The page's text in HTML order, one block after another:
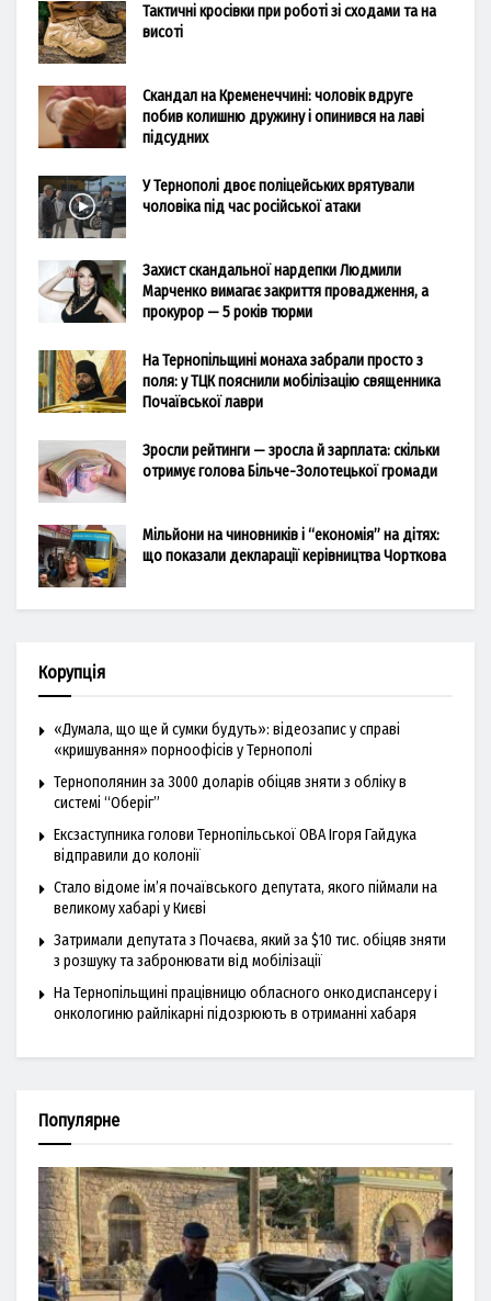
Тактичні кросівки при роботі зі сходами та на
висоті
Скандал на Кременеччині: чоловік вдруге
побив колишню дружину і опинився на лаві
підсудних
У Тернополі двоє поліцейських врятували
чоловіка під час російської атаки
Захист скандальної нардепки Людмили
Марченко вимагає закриття провадження, а
прокурор — 5 років тюрми
На Тернопільщині монаха забрали просто з
поля: у ТЦК пояснили мобілізацію священника
Почаївської лаври
Зросли рейтинги — зросла й зарплата: скільки
отримує голова Більче-Золотецької громади
Мільйони на чиновників і “економія” на дітях:
що показали декларації керівництва Чорткова
Корупція
«Думала, що ще й сумки будуть»: відеозапис у справі
«кришування» порноофісів у Тернополі
Тернополянин за 3000 доларів обіцяв зняти з обліку в
системі “Оберіг”
Ексзаступника голови Тернопільської ОВА Ігоря Гайдука
відправили до колонії
Стало відоме ім’я почаївського депутата, якого піймали на
великому хабарі у Києві
Затримали депутата з Почаєва, який за $10 тис. обіцяв зняти
з розшуку та забронювати від мобілізації
На Тернопільщині працівницю обласного онкодиспансеру і
онкологиню райлікарні підозрюють в отриманні хабаря
Популярне